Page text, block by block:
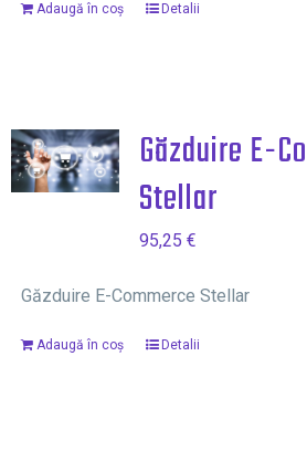
Adaugă în coș Detalii
Găzduire E-
Stellar
95,25 €
Găzduire E-Commerce Stellar
Adaugă în coș Detalii